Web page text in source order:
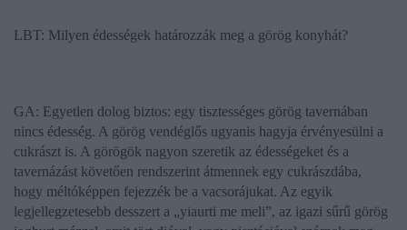
LBT: Milyen édességek határozzák meg a görög konyhát?
GA: Egyetlen dolog biztos: egy tisztességes görög tavernában
nincs édesség. A görög vendéglős ugyanis hagyja érvényesülni a
cukrászt is. A görögök nagyon szeretik az édességeket és a
tavernázást követően rendszerint átmennek egy cukrászdába,
hogy méltóképpen fejezzék be a vacsorájukat. Az egyik
legjellegzetesebb desszert a „yiaurti me meli”, az igazi sűrű görög